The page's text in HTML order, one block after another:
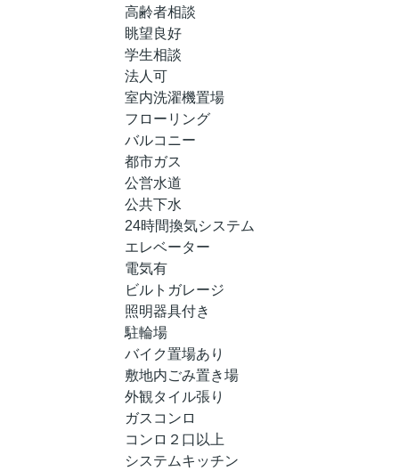
高齢者相談
眺望良好
学生相談
法人可
室内洗濯機置場
フローリング
バルコニー
都市ガス
公営水道
公共下水
24時間換気システム
エレベーター
電気有
ビルトガレージ
照明器具付き
駐輪場
バイク置場あり
敷地内ごみ置き場
外観タイル張り
ガスコンロ
コンロ２口以上
システムキッチン